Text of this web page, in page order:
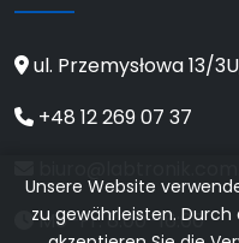
ul. Przemysłowa 13/
+48 12 269 07 37
Mo–Fr: 8:00–16:00
Unsere Website
zu gewährleisten.